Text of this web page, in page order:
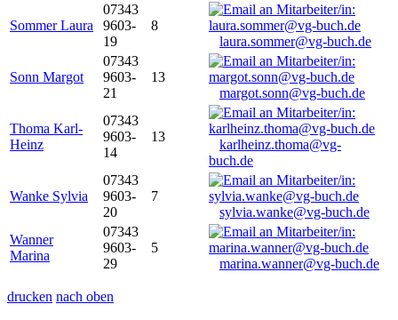
Sommer Laura
07343
9603-
19
8
laura.sommer@vg-buch.de
Sonn Margot
07343
9603-
21
13
margot.sonn@vg-buch.de
Thoma Karl-
Heinz
07343
9603-
14
13
karlheinz.thoma@vg-
buch.de
Wanke Sylvia
07343
9603-
20
7
sylvia.wanke@vg-buch.de
Wanner
Marina
07343
9603-
29
5
marina.wanner@vg-buch.de
drucken nach oben